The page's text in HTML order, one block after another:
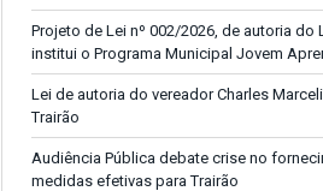
Projeto de Lei nº 002/2026, de autoria
institui o Programa Municipal Jovem
Lei de autoria do vereador Charles
Trairão
Audiência Pública debate crise no
medidas efetivas para Trairão